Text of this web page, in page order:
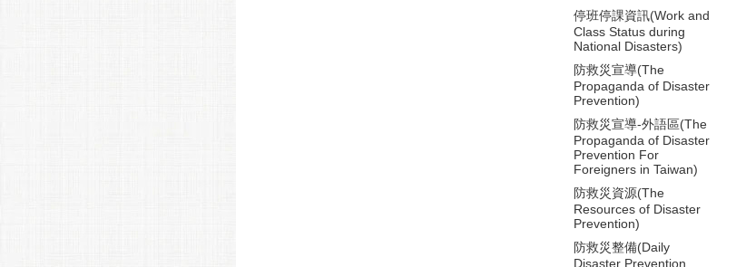
停班停課資訊(Work and
Class Status during
National Disasters)
防救災宣導(The
Propaganda of Disaster
Prevention)
防救災宣導-外語區(The
Propaganda of Disaster
Prevention For
Foreigners in Taiwan)
防救災資源(The
Resources of Disaster
Prevention)
防救災整備(Daily
Disaster Prevention